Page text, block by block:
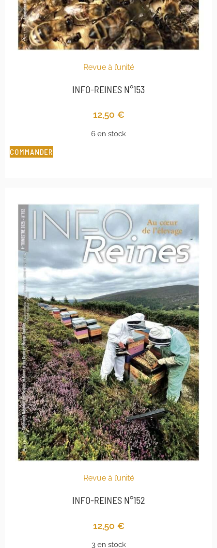
Revue à l’unité
INFO-REINES N°153
12,50 €
6 en stock
COMMANDER
Revue à l’unité
INFO-REINES N°152
12,50 €
3 en stock